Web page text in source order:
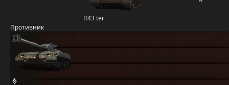
P.43 ter
Противник